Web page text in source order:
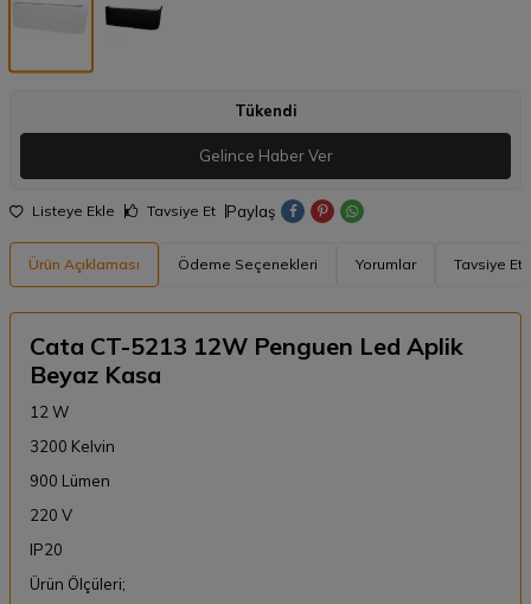
Tükendi
Gelince Haber Ver
Listeye Ekle Tavsiye Et Paylaş
Ürün Açıklaması Ödeme Seçenekleri Yorumlar Tavsiye Et
Cata CT-5213 12W Penguen Led Aplik
Beyaz Kasa
12 W
3200 Kelvin
900 Lümen
220 V
IP20
Ürün Ölçüleri;